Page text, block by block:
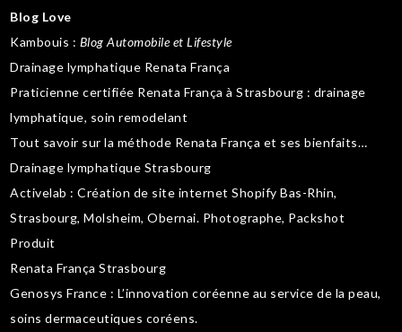
Blog Love
Kambouis : Blog Automobile et Lifestyle
Drainage lymphatique Renata França
Praticienne certifiée Renata França à Strasbourg : drainage
lymphatique, soin remodelant
Tout savoir sur la méthode Renata França et ses bienfaits…
Drainage lymphatique Strasbourg
Activelab : Création de site internet Shopify Bas-Rhin,
Strasbourg, Molsheim, Obernai. Photographe, Packshot
Produit
Renata França Strasbourg
Genosys France : L’innovation coréenne au service de la peau,
soins dermaceutiques coréens.